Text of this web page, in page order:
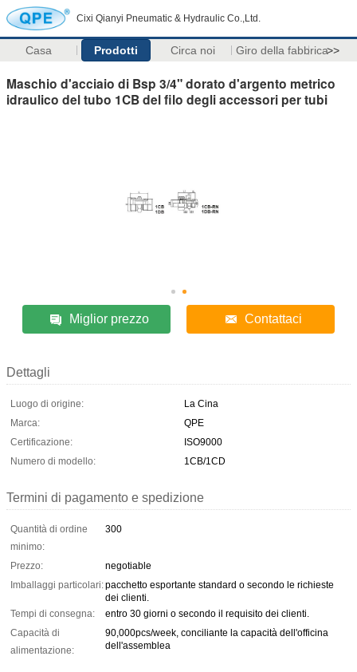
Cixi Qianyi Pneumatic & Hydraulic Co.,Ltd.
Casa Prodotti Circa noi Giro della fabbrica>>
Maschio d'acciaio di Bsp 3/4" dorato d'argento metrico
idraulico del tubo 1CB del filo degli accessori per tubi
Miglior prezzo Contattaci
Dettagli
Luogo di origine:
La Cina
Marca:
QPE
Certificazione:
ISO9000
Numero di modello:
1CB/1CD
Termini di pagamento e spedizione
Quantità di ordine
minimo:
300
Prezzo:
negotiable
Imballaggi particolari:pacchetto esportante standard o secondo le richieste
dei clienti.
Tempi di consegna:
entro 30 giorni o secondo il requisito dei clienti.
Capacità di
alimentazione:
90,000pcs/week, conciliante la capacità dell'officina
dell'assemblea